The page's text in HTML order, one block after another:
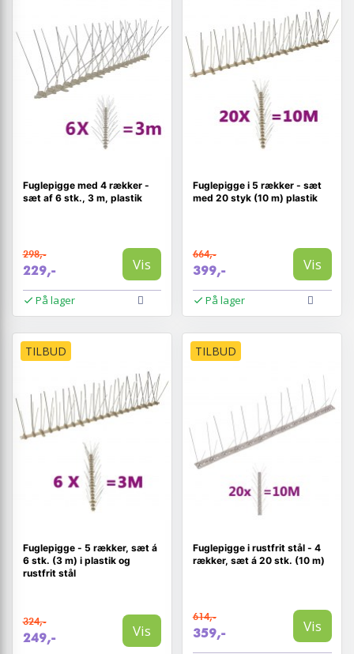
Fuglepigge med 4 rækker -
sæt af 6 stk., 3 m, plastik
298,-
229,- Vis
På lager
Fuglepigge i 5 rækker - sæt
med 20 styk (10 m) plastik
664,-
399,- Vis
På lager
TILBUD
Fuglepigge - 5 rækker, sæt á
6 stk. (3 m) i plastik og
rustfrit stål
324,-
249,- Vis
TILBUD
Fuglepigge i rustfrit stål - 4
rækker, sæt á 20 stk. (10 m)
614,-
359,- Vis